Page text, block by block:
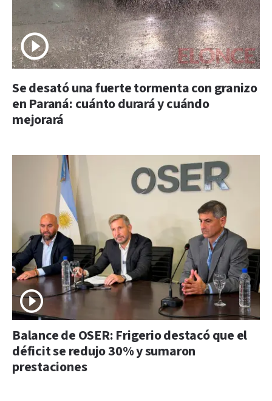
Se desató una fuerte tormenta con granizo
en Paraná: cuánto durará y cuándo
mejorará
Balance de OSER: Frigerio destacó que el
déficit se redujo 30% y sumaron
prestaciones